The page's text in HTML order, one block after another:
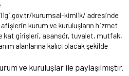
kurumsal-kimlik/ adresinde
kurum ve kuruluşların hizmet
kat girişleri, asansör, tuvalet, mutfak,
alanlarına kalıcı olacak şekilde
ve kuruluşlar ile paylaşılmıştır.